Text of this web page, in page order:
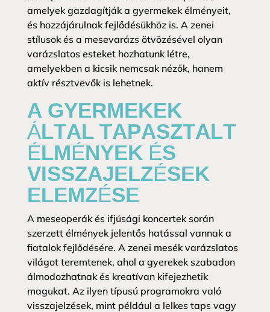
amelyek gazdagítják a gyermekek élményeit,
és hozzájárulnak fejlődésükhöz is. A zenei
stílusok és a mesevarázs ötvözésével olyan
varázslatos esteket hozhatunk létre,
amelyekben a kicsik nemcsak nézők, hanem
aktív résztvevők is lehetnek.
A GYERMEKEK
ÁLTAL TAPASZTALT
ÉLMÉNYEK ÉS
VISSZAJELZÉSEK
ELEMZÉSE
A meseoperák és ifjúsági koncertek során
szerzett élmények jelentős hatással vannak a
fiatalok fejlődésére. A zenei mesék varázslatos
világot teremtenek, ahol a gyerekek szabadon
álmodozhatnak és kreatívan kifejezhetik
magukat. Az ilyen típusú programokra való
visszajelzések, mint például a lelkes taps vagy